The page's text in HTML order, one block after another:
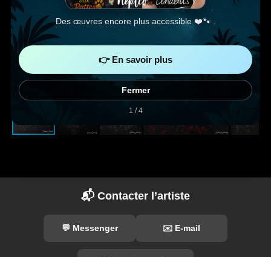
N1 La louve blanche
Des œuvres encore plus accessible ❤️🐾 .
👉 En savoir plus
Fermer
1 / 4
📬 Contacter l’artiste
💬 Messenger ✉️ E-mail